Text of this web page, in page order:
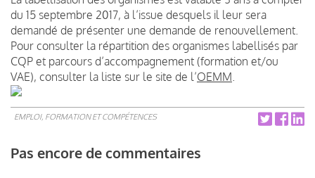
du 15 septembre 2017, à l’issue desquels il leur sera
demandé de présenter une demande de renouvellement.
Pour consulter la répartition des organismes labellisés par
CQP et parcours d’accompagnement (formation et/ou
VAE), consulter la liste sur le site de l’OEMM
EMPLOI, FORMATION ET COMPÉTENCES
Pas encore de commentaires